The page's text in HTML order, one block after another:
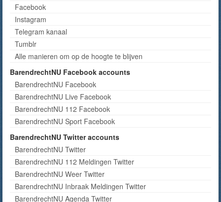
Facebook
Instagram
Telegram kanaal
Tumblr
Alle manieren om op de hoogte te blijven
BarendrechtNU Facebook accounts
BarendrechtNU Facebook
BarendrechtNU Live Facebook
BarendrechtNU 112 Facebook
BarendrechtNU Sport Facebook
BarendrechtNU Twitter accounts
BarendrechtNU Twitter
BarendrechtNU 112 Meldingen Twitter
BarendrechtNU Weer Twitter
BarendrechtNU Inbraak Meldingen Twitter
BarendrechtNU Agenda Twitter